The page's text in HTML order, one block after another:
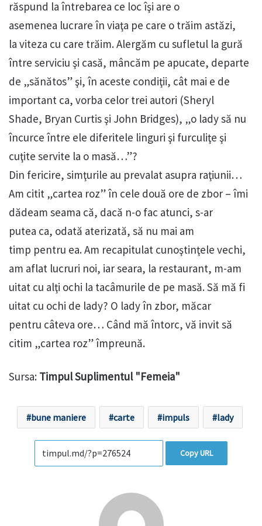
răspund la întrebarea ce loc îşi are o
asemenea lucrare în viaţa pe care o trăim astăzi,
la viteza cu care trăim. Alergăm cu sufletul la gură
între serviciu şi casă, mâncăm pe apucate, departe
de „sănătos” şi, în aceste condiţii, cât mai e de
important ca, vorba celor trei autori (Sheryl
Shade, Bryan Curtis şi John Bridges), „o lady să nu
încurce între ele diferitele linguri şi furculiţe şi
cuţite servite la o masă…”?
Din fericire, simţurile au prevalat asupra raţiunii…
Am citit „cartea roz” în cele două ore de zbor – îmi
dădeam seama că, dacă n-o fac atunci, s-ar
putea ca, odată aterizată, să nu mai am
timp pentru ea. Am recapitulat cunoştinţele vechi,
am aflat lucruri noi, iar seara, la restaurant, m-am
uitat cu alţi ochi la tacâmurile de pe masă. Să mă fi
uitat cu ochi de lady? O lady în zbor, măcar
pentru câteva ore… Când mă întorc, vă invit să
citim „cartea roz” împreună.
Sursa: Timpul Suplimentul "Femeia"
bune maniere carte impuls lady
Copy URL